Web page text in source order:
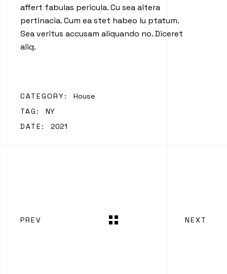
affert fabulas pericula. Cu sea altera
pertinacia. Cum ea stet habeo lu ptatum.
Sea veritus accusam aliquando no. Diceret
aliq.
CATEGORY:
House
TAG:
NY
DATE:
2021
PREV NEXT